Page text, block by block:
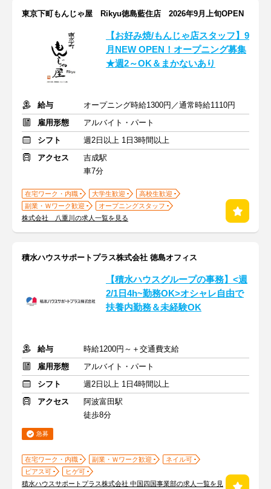
東京下町もんじゃ屋 Rikyu徳島藍住店 2026年9月上旬OPEN
【お好み焼/もんじゃ店スタッフ】9
月NEW OPEN！オープニング募集
★週2～OK＆まかないあり
給与
オープニング時給1300円／通常時給1110円
雇用形態
アルバイト・パート
シフト
週2日以上 1日3時間以上
アクセス
吉成駅
車7分
在宅ワーク・内職 大学生歓迎
高校生歓迎
副業・Ｗワーク歓迎
オープニングスタッフ
株式会社 八重川の求人一覧を見る
積水ハウスサポートプラス株式会社 徳島オフィス
【積水ハウスグループの事務】<週
2/1日4h~勤務OK>オシャレ自由で
扶養内勤務＆未経験OK
給与
時給1200円～＋交通費支給
雇用形態
アルバイト・パート
シフト
週2日以上 1日4時間以上
アクセス
阿波富田駅
徒歩8分
急募
在宅ワーク・内職 副業・Ｗワーク歓迎
ネイル可
ピアス可
ヒゲ可
積水ハウスサポートプラス株式会社 中国四国事業部の求人一覧を見